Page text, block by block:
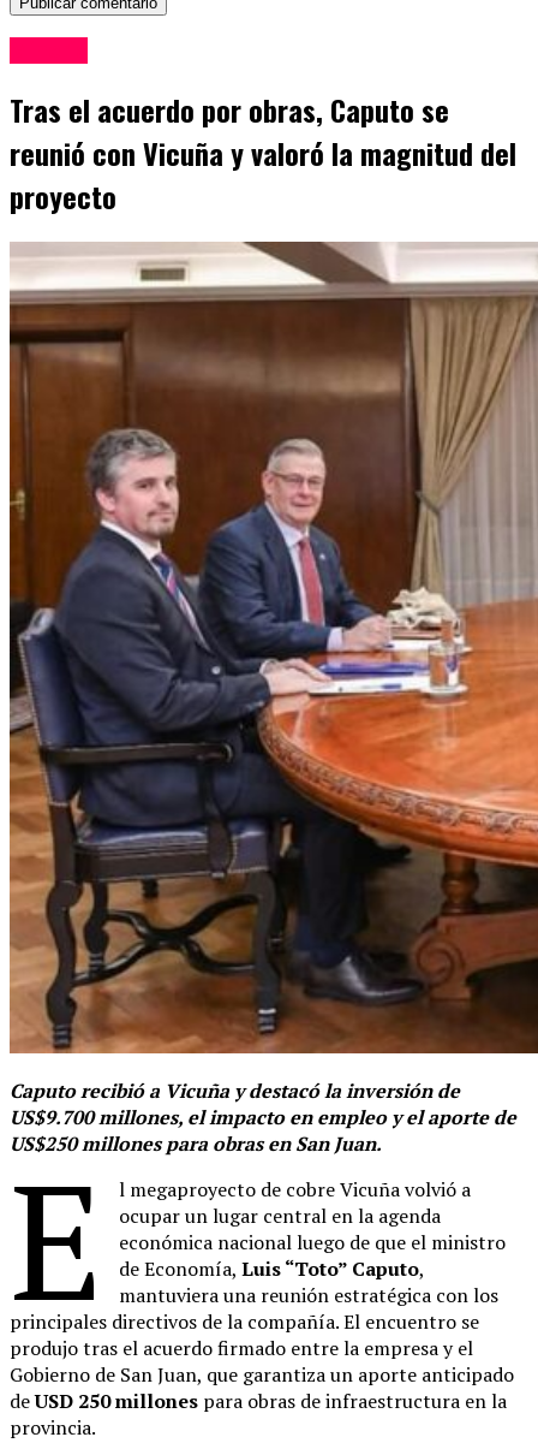
Tras el acuerdo por obras, Caputo se
reunió con Vicuña y valoró la magnitud del
proyecto
Caputo recibió a Vicuña y destacó la inversión de
US$9.700 millones, el impacto en empleo y el aporte de
US$250 millones para obras en San Juan.
E
l megaproyecto de cobre Vicuña volvió a
ocupar un lugar central en la agenda
económica nacional luego de que el ministro
de Economía,Luis “Toto” Caputo,
mantuviera una reunión estratégica con los
principales directivos de la compañía. El encuentro se
produjo tras el acuerdo firmado entre la empresa y el
Gobierno de San Juan, que garantiza un aporte anticipado
deUSD 250 millones para obras de infraestructura en la
provincia.